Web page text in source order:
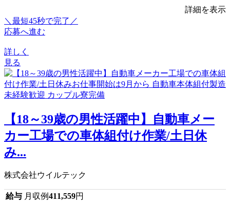
詳細を表示
＼最短45秒で完了／
応募へ進む
詳しく
見る
【18～39歳の男性活躍中】自動車メー
カー工場での車体組付け作業/土日休
み...
株式会社ウイルテック
給与 月収例411,559円